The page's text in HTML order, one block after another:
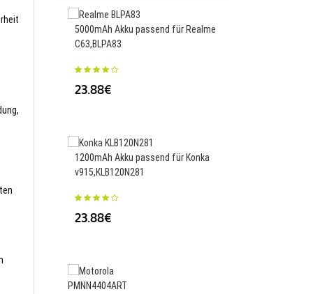
5000mAh Akku passend für Realme
C63,BLPA83
23.88€
1200mAh Akku passend für Konka
v915,KLB120N281
23.88€